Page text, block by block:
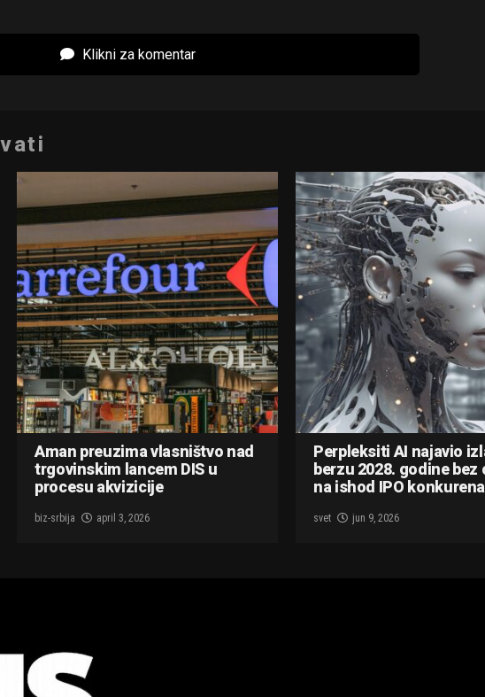
Klikni za komentar
Aman preuzima vlasništvo nad
trgovinskim lancem DIS u
procesu akvizicije
biz-srbija april 3, 2026
Perpleksiti AI najavio
berzu 2028. godine bez
na ishod IPO
svet jun 9, 2026